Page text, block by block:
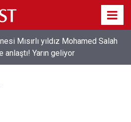
Mısırlı yıldız Mohamed Salah
Yarın geliyor